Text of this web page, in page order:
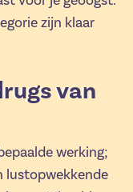
zijn klaar
van
werking;
lustopwekkende